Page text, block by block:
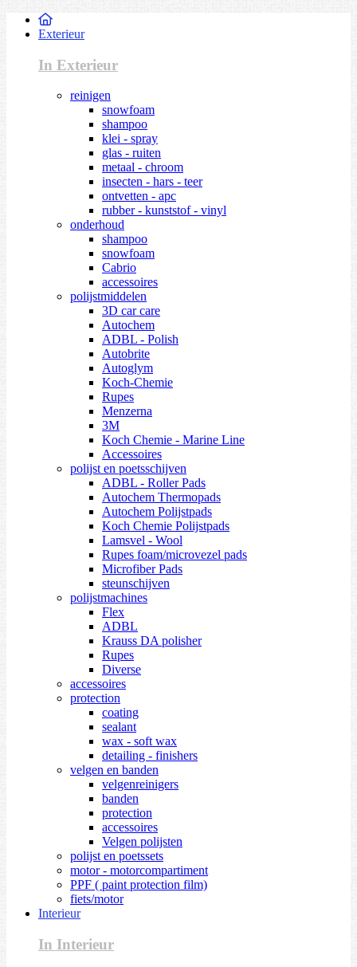
Exterieur
In Exterieur
reinigen
snowfoam
shampoo
klei - spray
glas - ruiten
metaal - chroom
insecten - hars - teer
ontvetten - apc
rubber - kunststof - vinyl
onderhoud
shampoo
snowfoam
Cabrio
accessoires
polijstmiddelen
3D car care
Autochem
ADBL - Polish
Autobrite
Autoglym
Koch-Chemie
Rupes
Menzerna
3M
Koch Chemie - Marine Line
Accessoires
polijst en poetsschijven
ADBL - Roller Pads
Autochem Thermopads
Autochem Polijstpads
Koch Chemie Polijstpads
Lamsvel - Wool
Rupes foam/microvezel pads
Microfiber Pads
steunschijven
polijstmachines
Flex
ADBL
Krauss DA polisher
Rupes
Diverse
accessoires
protection
coating
sealant
wax - soft wax
detailing - finishers
velgen en banden
velgenreinigers
banden
protection
accessoires
Velgen polijsten
polijst en poetssets
motor - motorcompartiment
PPF ( paint protection film)
fiets/motor
Interieur
In Interieur